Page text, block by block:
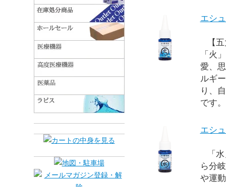
エシ
【
「火
愛、
ルギ
り、
です
エシ
「
ら分
や運